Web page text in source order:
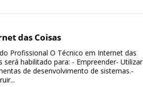
das Coisas
Profissional O Técnico em Internet das
será habilitado para: - Empreender- Utilizar
de desenvolvimento de sistemas.-